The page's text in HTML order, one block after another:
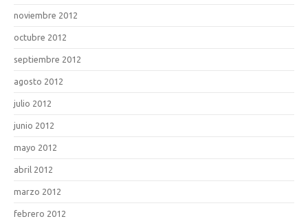
noviembre 2012
octubre 2012
septiembre 2012
agosto 2012
julio 2012
junio 2012
mayo 2012
abril 2012
marzo 2012
febrero 2012